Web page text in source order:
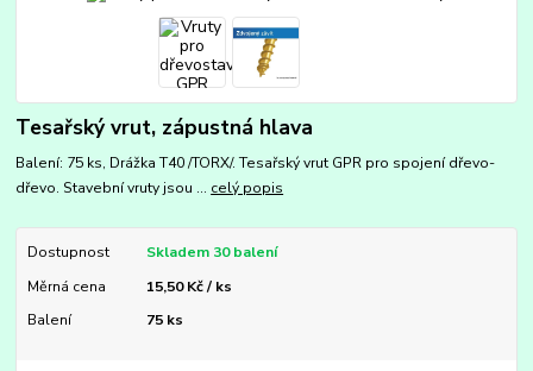
Tesařský vrut, zápustná hlava
Balení: 75 ks, Drážka T40 /TORX/. Tesařský vrut GPR pro spojení dřevo-
dřevo. Stavební vruty jsou ... celý popis
Dostupnost
Skladem 30 balení
Měrná cena
15,50 Kč / ks
Balení
75 ks